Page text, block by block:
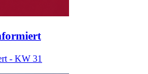
- KW 31